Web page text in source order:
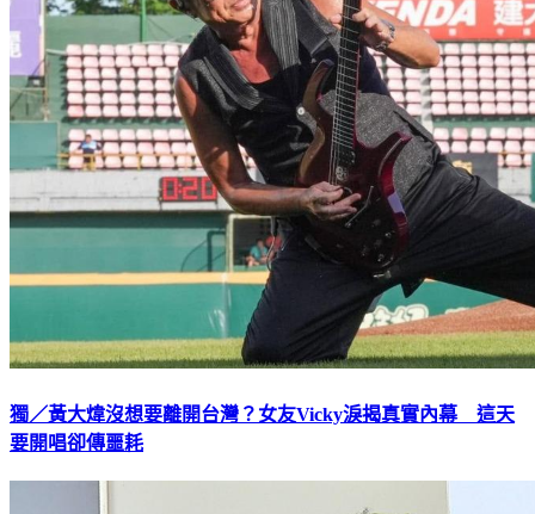
獨／黃大煒沒想要離開台灣？女友Vicky淚揭真實內幕 這天
要開唱卻傳噩耗